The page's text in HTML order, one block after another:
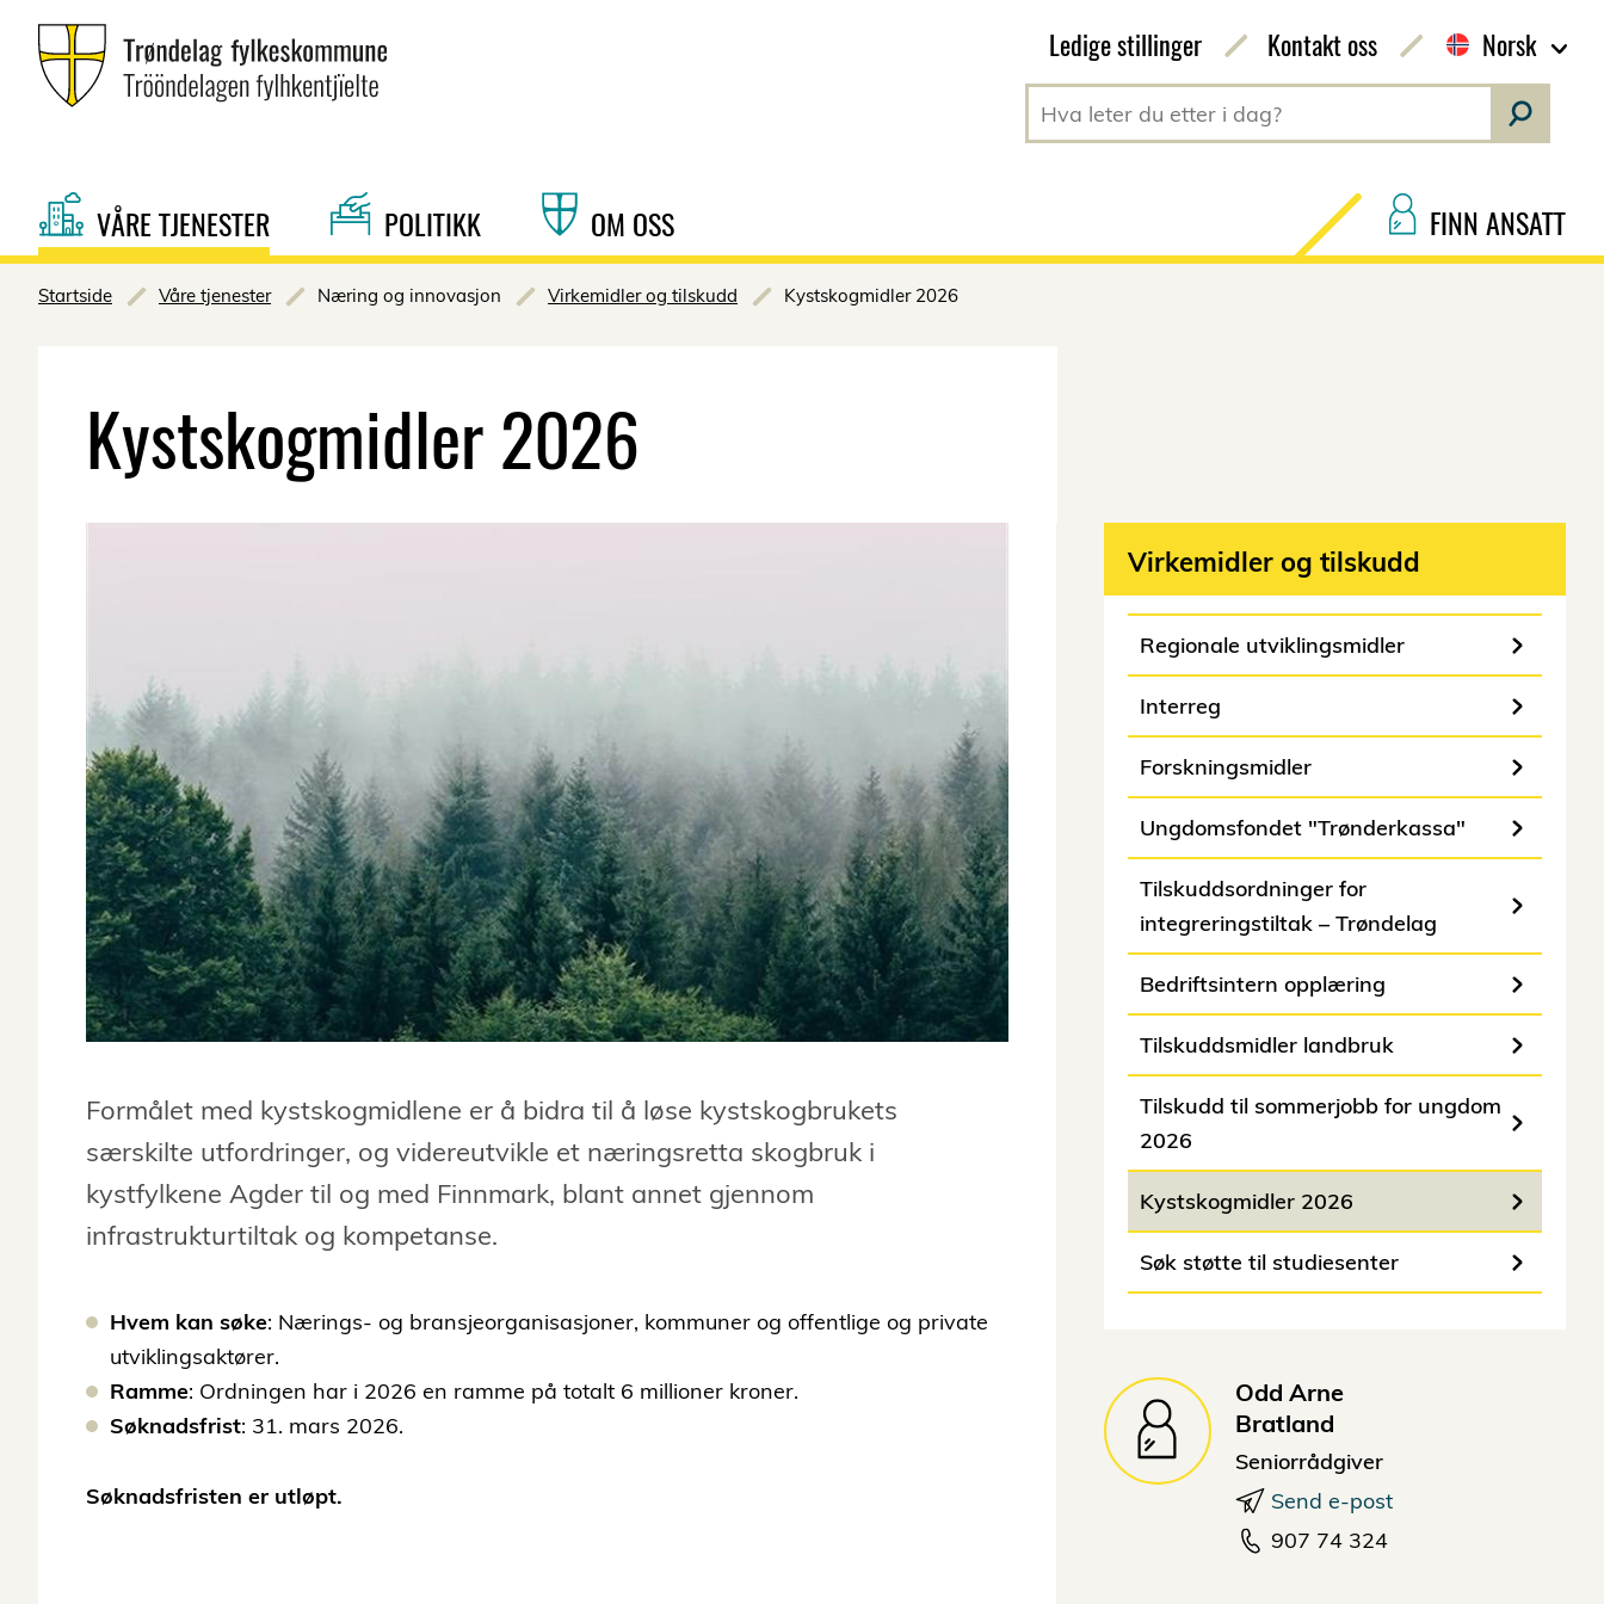
Ledige stillinger Kontakt oss Norsk
FINN ANSATT
VÅRE TJENESTER POLITIKK OM OSS
Startside Våre tjenester Næring og innovasjon Virkemidler og tilskudd Kystskogmidler 2026
Kystskogmidler 2026
Formålet med kystskogmidlene er å bidra til å løse kystskogbrukets
særskilte utfordringer, og videreutvikle et næringsretta skogbruk i
kystfylkene Agder til og med Finnmark, blant annet gjennom
infrastrukturtiltak og kompetanse.
Hvem kan søke: Nærings- og bransjeorganisasjoner, kommuner og offentlige og private
utviklingsaktører.
Ramme: Ordningen har i 2026 en ramme på totalt 6 millioner kroner.
Søknadsfrist: 31. mars 2026.
Søknadsfristen er utløpt.
Virkemidler og tilskudd
Regionale utviklingsmidler
Interreg
Forskningsmidler
Ungdomsfondet "Trønderkassa"
Tilskuddsordninger for
integreringstiltak – Trøndelag
Bedriftsintern opplæring
Tilskuddsmidler landbruk
Tilskudd til sommerjobb for ungdom
2026
Kystskogmidler 2026
Søk støtte til studiesenter
Odd Arne
Bratland
Seniorrådgiver
Send e-post
907 74 324